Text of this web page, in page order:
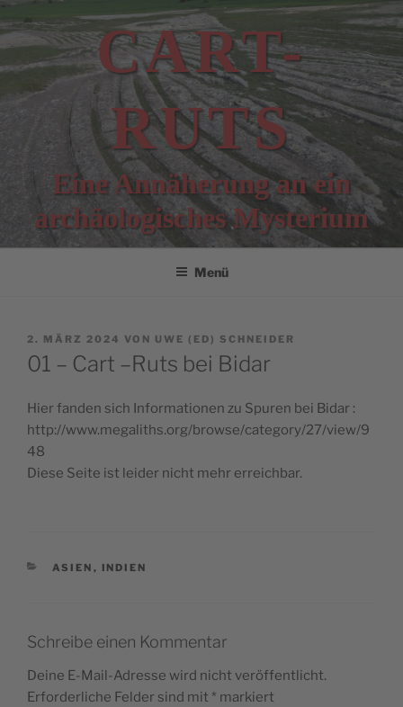
Zum
Inhalt
springen
CART-
RUTS
Eine Annäherung an ein
archäologisches Mysterium
Menü
VERÖFFENTLICHT
AM
2. MÄRZ 2024 VON UWE (ED) SCHNEIDER
01 – Cart –Ruts bei Bidar
Hier fanden sich Informationen zu Spuren bei Bidar :
http://www.megaliths.org/browse/category/27/view/9
48
Diese Seite ist leider nicht mehr erreichbar.
KATEGORIEN
ASIEN , INDIEN
Schreibe einen Kommentar
Deine E-Mail-Adresse wird nicht veröffentlicht.
Erforderliche Felder sind mit * markiert